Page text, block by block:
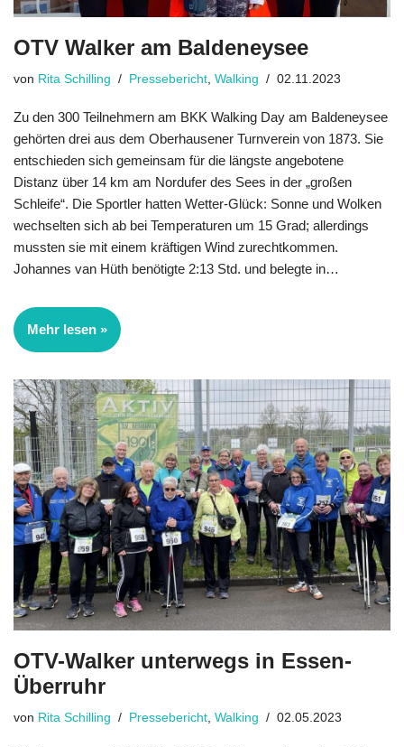
OTV Walker am Baldeneysee
von Rita Schilling Pressebericht Walking 02.11.2023
Zu den 300 Teilnehmern am BKK Walking Day am Baldeneysee
gehörten drei aus dem Oberhausener Turnverein von 1873. Sie
entschieden sich gemeinsam für die längste angebotene
Distanz über 14 km am Nordufer des Sees in der „großen
Schleife“. Die Sportler hatten Wetter-Glück: Sonne und Wolken
wechselten sich ab bei Temperaturen um 15 Grad; allerdings
mussten sie mit einem kräftigen Wind zurechtkommen.
Johannes van Hüth benötigte 2:13 Std. und belegte in…
Mehr lesen »
OTV-Walker unterwegs in Essen-
Überruhr
von Rita Schilling Pressebericht, Walking 02.05.2023